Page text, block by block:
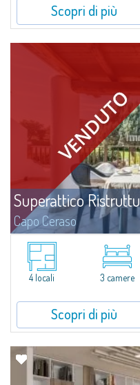
Scopri di più
Superattico
Capo Ceraso
Magnifico attico in vendita,
di tutti i comfort, immerso in un
parco naturale, all'interno
4 locali
3 camere
Scopri di più